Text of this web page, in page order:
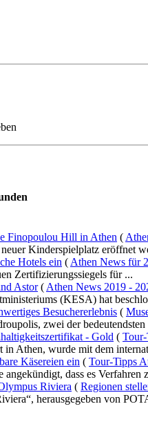
Finopoulou Hill in Athen (
Kinderspielplatz eröffnet
Hotels ein ( Athen News für
Zertifizierungssiegels für ...
Astor( Athen News 2019 -
(KESA) hat
Besuchererlebnis (
zwei der bedeutendsten
- Gold (
Athen, wurde mit dem
Käsereien ein ( Tour-Tipps
dass es Verfahren
Riviera ( Regionen
herausgegeben von